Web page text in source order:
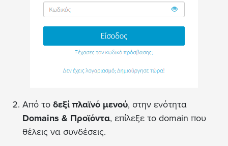
Από το δεξί πλαϊνό μενού, στην ενότητα
Domains & Προϊόντα, επίλεξε το domain που
θέλεις να συνδέσεις.